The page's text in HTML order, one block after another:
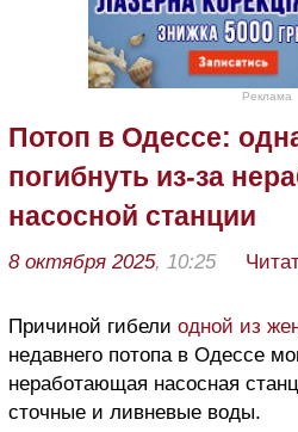
Реклама
Потоп в Одессе:
погибнуть из-за
насосной станции
8 октября 2025, 10:25
Причиной гибели одной из
недавнего потопа в Одессе
неработающая насосная
сточные и ливневые воды.